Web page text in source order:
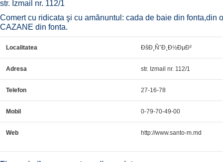
str. Izmail nr. 112/1
Comert cu ridicata şi cu amănuntul: cada de baie din fonta,din
CAZANE din fonta.
Localitatea ÐšÐ¸ÑˆÐ¸Ð½ÐµÐ²
Adresa str. Izmail nr. 112/1
Telefon 27-16-78
Mobil 0-79-70-49-00
Web http://www.santo-m.md